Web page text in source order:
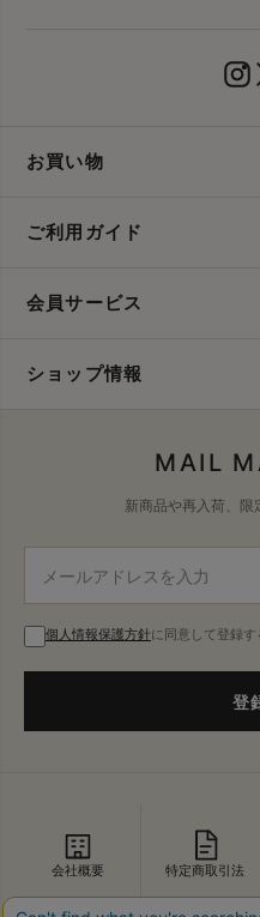
お買い物
ご利用ガイド
会員サービス
ショップ情報
MAIL
新商品や再入荷、限
個人情報保護方針に同意して登録す
登
会社概要 特定商取引法